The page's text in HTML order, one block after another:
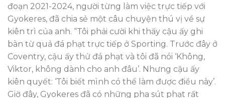
đoạn 2021-2024, người từng làm việc trực tiếp với
Gyokeres, đã chia sẻ một câu chuyện thú vị về sự
kiên trì của anh. “Tôi phải cười khi thấy cậu ấy ghi
bàn từ quả đá phạt trực tiếp ở Sporting. Trước đây ở
Coventry, cậu ấy thử đá phạt và tôi đã nói ‘Không,
Viktor, không dành cho anh đâu’. Nhưng cậu ấy
kiên quyết: ‘Tôi biết mình có thể làm được điều này’.
Giờ đây, Gyokeres đã có những pha sút phạt rất